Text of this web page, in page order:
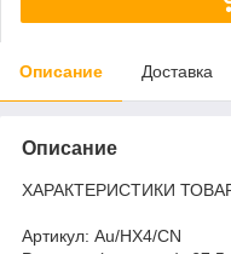
Описание Доставка
Описание
ХАРАКТЕРИСТИКИ
Артикул: Au/HX4/CN